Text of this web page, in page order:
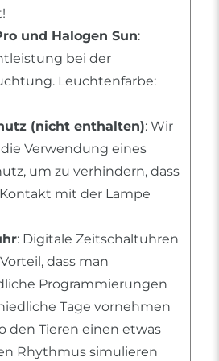
und Halogen Sun:
bei der
Leuchtenfarbe:
(nicht enthalten): Wir
Verwendung eines
um zu verhindern, dass
mit der Lampe
: Digitale Zeitschaltuhren
dass man
Programmierungen
Tage vornehmen
den Tieren einen etwas
Rhythmus simulieren